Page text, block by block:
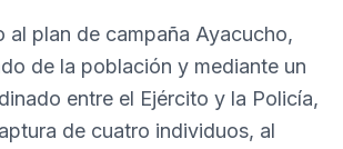
al plan de campaña Ayacucho,
de la población y mediante un
entre el Ejército y la Policía,
de cuatro individuos, al